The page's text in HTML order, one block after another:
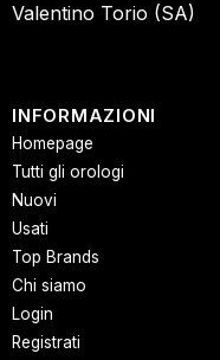
Valentino Torio (SA)
INFORMAZIONI
Homepage
Tutti gli orologi
Nuovi
Usati
Top Brands
Chi siamo
Login
Registrati